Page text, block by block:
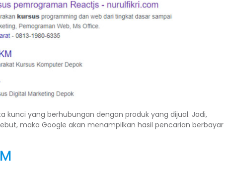
kunci yang berhubungan dengan produk yang dijual. Jadi,
maka Google akan menampilkan hasil pencarian berbayar